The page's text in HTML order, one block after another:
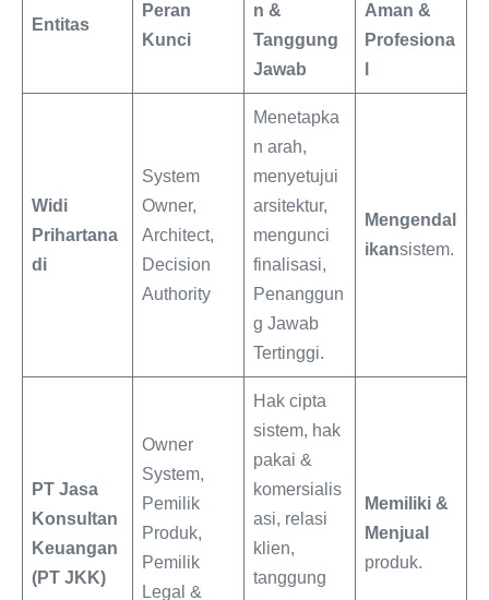
Entitas
Peran
Kunci
n &
Tanggung
Jawab
Aman &
Profesiona
Widi
Prihartana
di
System
Owner,
Architect,
Decision
Authority
Menetapka
n arah,
menyetujui
arsitektur,
mengunci
finalisasi,
Penanggun
g Jawab
Tertinggi.
Mengendal
ikansistem.
PT Jasa
Konsultan
Keuangan
(PT JKK)
Owner
System,
Pemilik
Produk,
Pemilik
Legal &
Hak cipta
sistem, hak
pakai &
komersialis
asi, relasi
klien,
tanggung
Memiliki &
Menjual
produk.